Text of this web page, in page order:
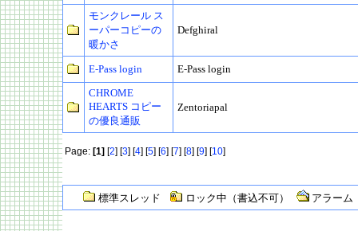
モンクレール ス
ーパーコピーの
暖かさ
Defghiral
E-Pass login
E-Pass login
CHROME
HEARTS コピー
の優良通販
Zentoriapal
Page: [1] [2] [3] [4] [5] [6] [7] [8] [9] [10]
標準スレッド ロック中（書込不可） アラー